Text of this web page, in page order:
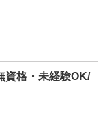
資格・未経験OK/